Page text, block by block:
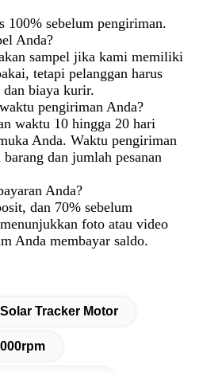
sebelum pengiriman.
Anda?
sampel jika kami memiliki
tetapi pelanggan harus
dan biaya kurir.
pengiriman Anda?
waktu 10 hingga 20 hari
Anda. Waktu pengiriman
dan jumlah pesanan
Anda?
dan 70% sebelum
foto atau video
Anda membayar saldo.
Tracker Motor